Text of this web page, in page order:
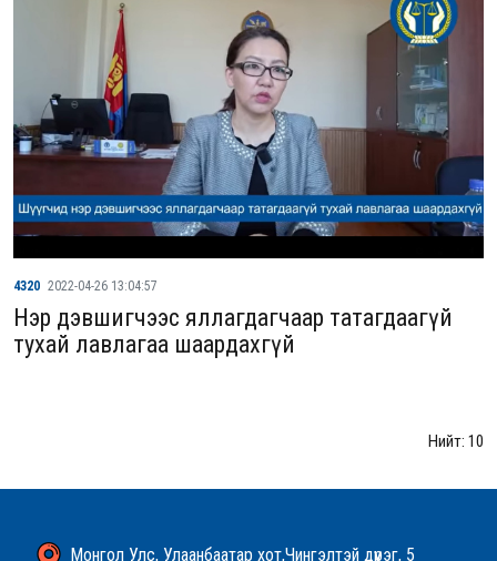
4320 2022-04-26 13:04:57
Нэр дэвшигчээс яллагдагчаар татагдаагүй
тухай лавлагаа шаардахгүй
Нийт: 10
Монгол Улс, Улаанбаатар хот,Чингэлтэй дүүрэг, 5